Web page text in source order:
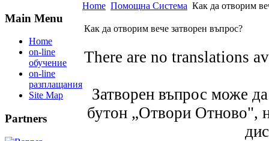
Main Menu
Home
on-line
обучение
on-line
разплащания
Site Map
Partners
Home Помощна Система Как да отворим
Как да отворим вече затворен въпрос?
There are no translations
Затворен въпрос може
бутон „Отвори Отново",